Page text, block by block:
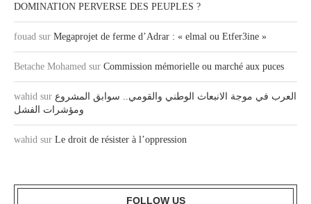
DOMINATION PERVERSE DES PEUPLES ?
fouad sur Megaprojet de ferme d’Adrar : « elmal ou Etfer3ine »
Betache Mohamed sur Commission mémorielle ou marché aux puces
wahid sur العرب في موجة الانبعاث الوطني والقومي.. سوابق المشروع
ومؤشرات الفشل
wahid sur Le droit de résister à l’oppression
FOLLOW US